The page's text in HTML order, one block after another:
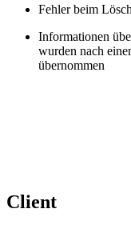
Fehler beim
Informationen
wurden nach
übernommen
Client